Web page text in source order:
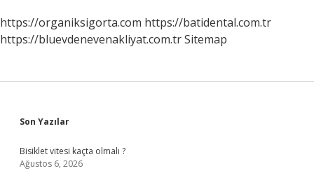
Zaman
Bitişik
https://organiksigorta.com https://batidental.com.tr
https://bluevdenevenakliyat.com.trSitemap
Sidebar
Son Yazılar
Bisiklet vitesi kaçta olmalı ?
Ağustos 6, 2026